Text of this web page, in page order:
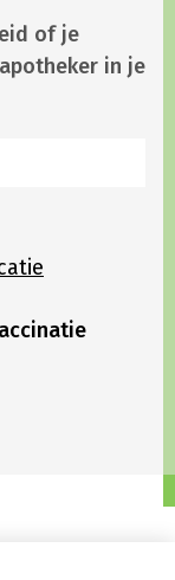
of je
in je